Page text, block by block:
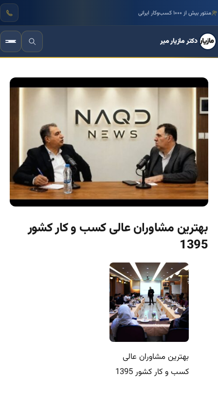
منتور بیش از ۱۰۰۰ کسب‌وکار ایرانی
دکتر مازیار میر
بهترین مشاوران عالی کسب و کار کشور
1395
بهترین مشاوران عالی
کسب و کار کشور 1395